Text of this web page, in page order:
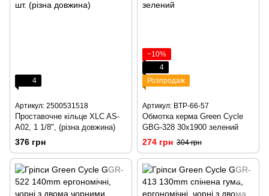
4
Артикул: 2500531518
Проставочне кільце XLC AS-
A02, 1 1/8", (різна довжина)
376 грн
−10%
4
Розпродаж
Артикул: BTP-66-57
Обмотка керма Green Cycle
GBG-328 30х1900 зелений
274 грн 304 грн